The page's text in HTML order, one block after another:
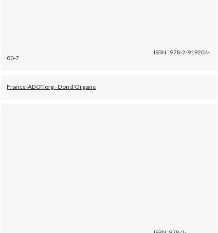
ISBN : 978-2-919204-
00-7
France-ADOT.org - Don d'Organe